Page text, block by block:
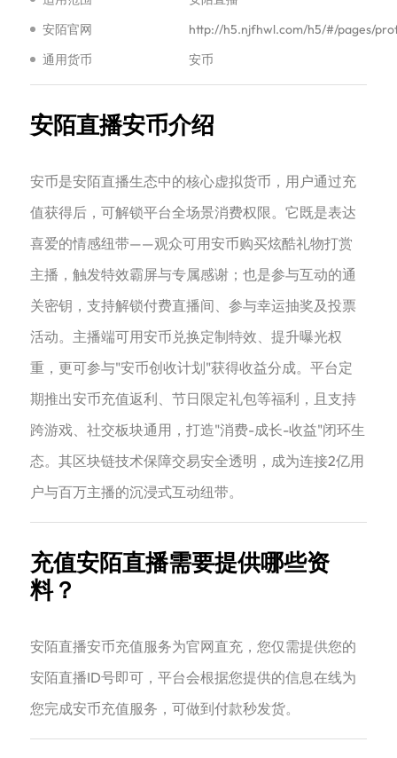
安陌官网
http://h5.njfhwl.com/h5/#/pages/
通用货币
安币
安陌直播安币介绍
‌‌安币是安陌直播生态中的核心虚拟货币，用户通过充
值获得后，可解锁平台全场景消费权限。它既是表达
喜爱的情感纽带——观众可用安币购买炫酷礼物打赏
主播，触发特效霸屏与专属感谢；也是参与互动的通
关密钥，支持解锁付费直播间、参与幸运抽奖及投票
活动。主播端可用安币兑换定制特效、提升曝光权
重，更可参与"安币创收计划"获得收益分成。平台定
期推出安币充值返利、节日限定礼包等福利，且支持
跨游戏、社交板块通用，打造"消费-成长-收益"闭环生
态。其区块链技术保障交易安全透明，成为连接2亿用
户与百万主播的沉浸式互动纽带。
充值安陌直播需要提供哪些资
料？
安陌直播安币充值服务为官网直充，您仅需提供您的
安陌直播ID号即可，平台会根据您提供的信息在线为
您完成安币充值服务，可做到付款秒发货。